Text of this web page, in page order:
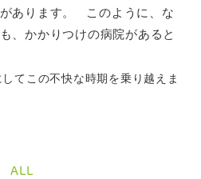
あります。 このように、な
、かかりつけの病院があると
てこの不快な時期を乗り越えま
ALL